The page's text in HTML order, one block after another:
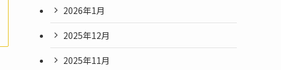
2026年1月
2025年12月
2025年11月